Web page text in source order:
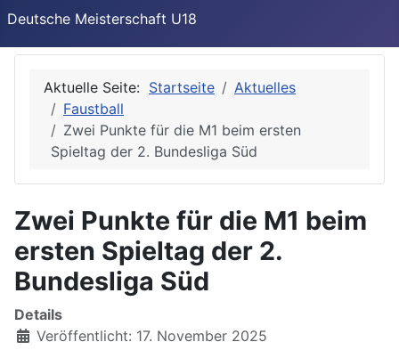
Deutsche Meisterschaft U18
Aktuelle Seite: Startseite
Aktuelles
Faustball
Zwei Punkte für die M1 beim ersten
Spieltag der 2. Bundesliga Süd
Zwei Punkte für die M1 beim
ersten Spieltag der 2.
Bundesliga Süd
Details
Veröffentlicht: 17. November 2025